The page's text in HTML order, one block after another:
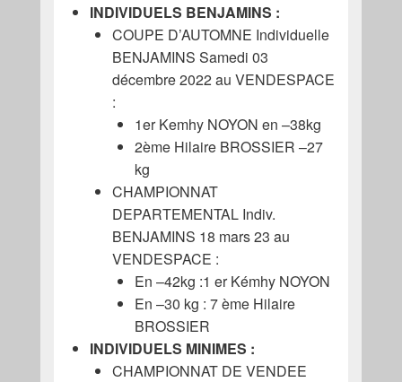
INDIVIDUELS BENJAMINS :
COUPE D’AUTOMNE Individuelle
BENJAMINS Samedi 03
décembre 2022 au VENDESPACE
:
1er Kemhy NOYON en –38kg
2ème Hilaire BROSSIER –27
kg
CHAMPIONNAT
DEPARTEMENTAL Indiv.
BENJAMINS 18 mars 23 au
VENDESPACE :
En –42kg :1 er Kémhy NOYON
En –30 kg : 7 ème Hilaire
BROSSIER
INDIVIDUELS MINIMES :
CHAMPIONNAT DE VENDEE